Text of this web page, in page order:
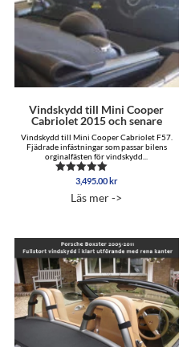
Vindskydd till Mini Cooper
Cabriolet 2015 och senare
Vindskydd till Mini Cooper Cabriolet F57.
Fjädrade infästningar som passar bilens
orginalfästen för vindskydd...
Betygsatt
av 5
3,495.00kr
Läs mer ->